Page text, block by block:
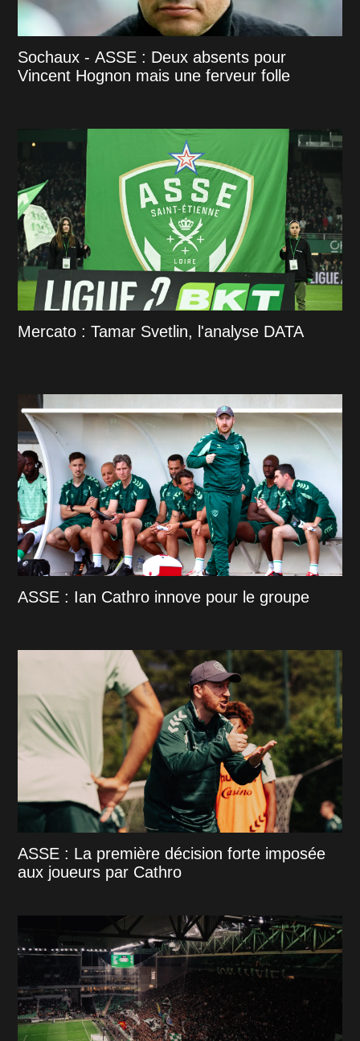
Sochaux - ASSE : Deux absents pour
Vincent Hognon mais une ferveur folle
Mercato : Tamar Svetlin, l'analyse DATA
ASSE : Ian Cathro innove pour le groupe
ASSE : La première décision forte imposée
aux joueurs par Cathro